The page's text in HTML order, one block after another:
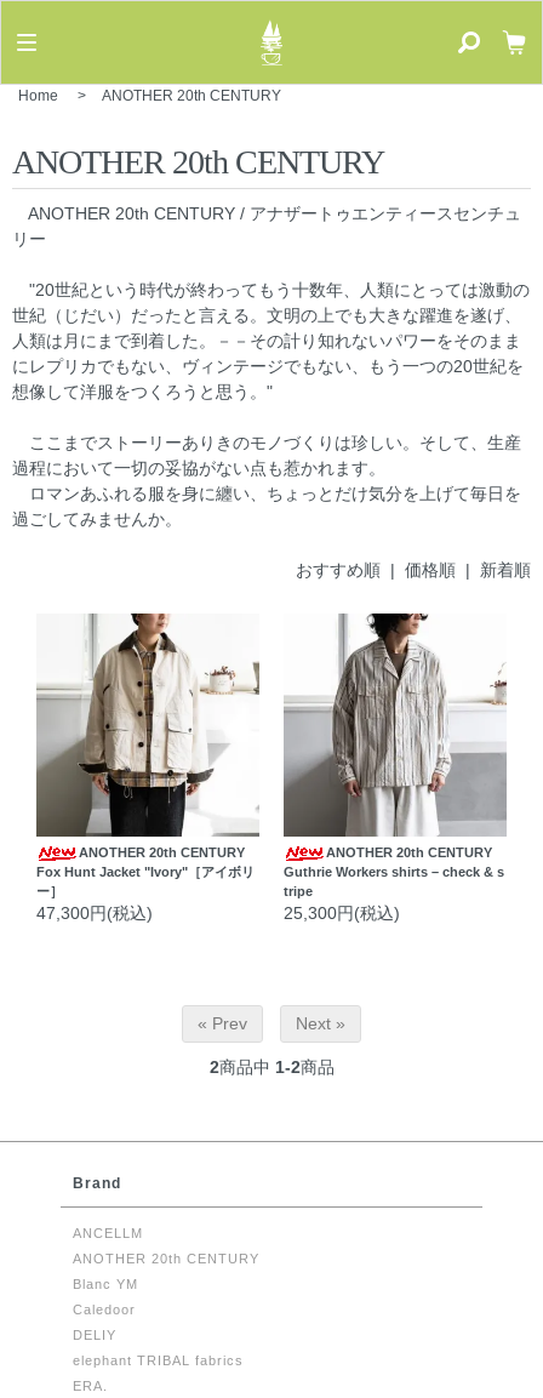
Home > ANOTHER 20th CENTURY
ANOTHER 20th CENTURY
ANOTHER 20th CENTURY / アナザートゥエンティースセンチュ
リー
"20世紀という時代が終わってもう十数年、人類にとっては激動の
世紀（じだい）だったと言える。文明の上でも大きな躍進を遂げ、
人類は月にまで到着した。－－その計り知れないパワーをそのまま
にレプリカでもない、ヴィンテージでもない、もう一つの20世紀を
想像して洋服をつくろうと思う。"
ここまでストーリーありきのモノづくりは珍しい。そして、生産
過程において一切の妥協がない点も惹かれます。
ロマンあふれる服を身に纏い、ちょっとだけ気分を上げて毎日を
過ごしてみませんか。
おすすめ順 | 価格順 | 新着順
ANOTHER 20th CENTURY
Fox Hunt Jacket "Ivory"［アイボリ
ー］
47,300円(税込)
ANOTHER 20th CENTURY
Guthrie Workers shirts – check & s
tripe
25,300円(税込)
« Prev Next »
2商品中 1-2商品
Brand
ANCELLM
ANOTHER 20th CENTURY
Blanc YM
Caledoor
DELIY
elephant TRIBAL fabrics
ERA.